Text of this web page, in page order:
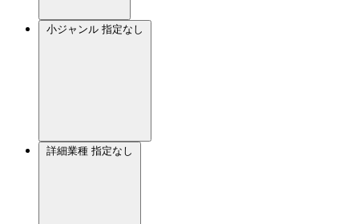
小ジャンル 指定なし
詳細業種 指定なし